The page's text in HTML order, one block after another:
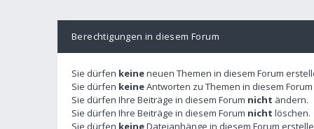
Berechtigungen in diesem Forum
Sie dürfen keineneuen Themen in diesem Forum
Sie dürfen keineAntworten zu Themen in diesem
Sie dürfen Ihre Beiträge in diesem Forum nicht ändern.
Sie dürfen Ihre Beiträge in diesem Forum nicht löschen.
Sie dürfen keineDateianhänge in diesem Forum